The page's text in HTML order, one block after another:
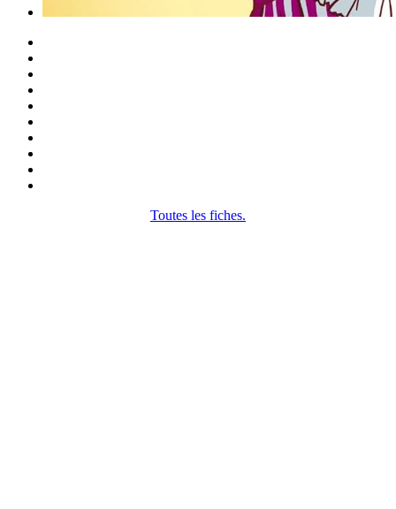
Toutes les fiches.